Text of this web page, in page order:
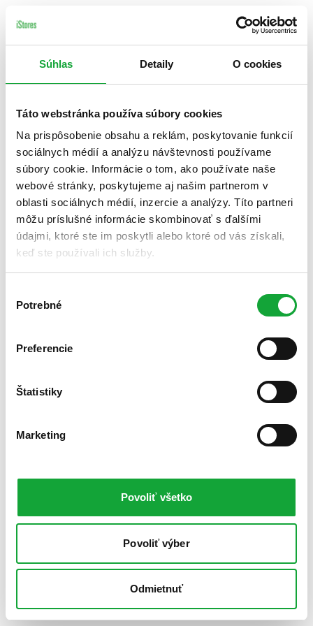
Súhlas Detaily O cookies
Táto webstránka používa súbory cookies
Na prispôsobenie obsahu a reklám, poskytovanie funkcií
sociálnych médií a analýzu návštevnosti používame
súbory cookie. Informácie o tom, ako používate naše
webové stránky, poskytujeme aj našim partnerom v
oblasti sociálnych médií, inzercie a analýzy. Títo partneri
môžu príslušné informácie skombinovať s ďalšími
údajmi, ktoré ste im poskytli alebo ktoré od vás získali,
keď ste používali ich služby.
súhlasu
Potrebné
Preferencie
Štatistiky
Marketing
Povoliť všetko
Povoliť výber
Odmietnuť